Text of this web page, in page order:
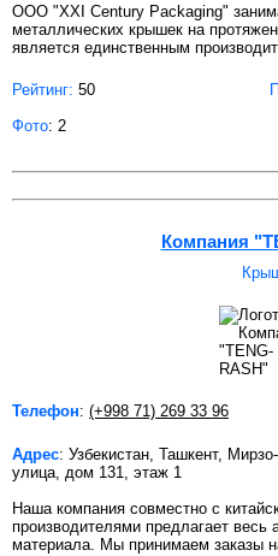
ООО "XXI Century Packaging"
металлических крышек на
является единственным
Рейтинг: 50
Фото: 2
Компания
Телефон: (+998 71) 269 33 96
Адрес: Узбекистан, Ташкент,
улица, дом 131, этаж 1
Наша компания совместно с
производителями предлагает весь
материала. Мы принимаем заказы